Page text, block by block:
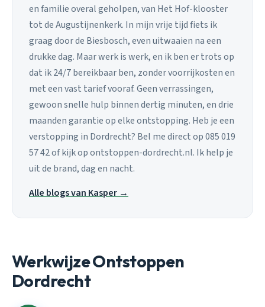
en familie overal geholpen, van Het Hof-klooster
tot de Augustijnenkerk. In mijn vrije tijd fiets ik
graag door de Biesbosch, even uitwaaien na een
drukke dag. Maar werk is werk, en ik ben er trots op
dat ik 24/7 bereikbaar ben, zonder voorrijkosten en
met een vast tarief vooraf. Geen verrassingen,
gewoon snelle hulp binnen dertig minuten, en drie
maanden garantie op elke ontstopping. Heb je een
verstopping in Dordrecht? Bel me direct op 085 019
57 42 of kijk op ontstoppen-dordrecht.nl. Ik help je
uit de brand, dag en nacht.
Alle blogs van Kasper →
Werkwijze Ontstoppen
Dordrecht